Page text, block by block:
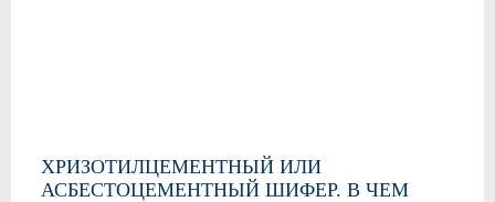
ХРИЗОТИЛЦЕМЕНТНЫЙ ИЛИ
АСБЕСТОЦЕМЕНТНЫЙ ШИФЕР. В ЧЕМ